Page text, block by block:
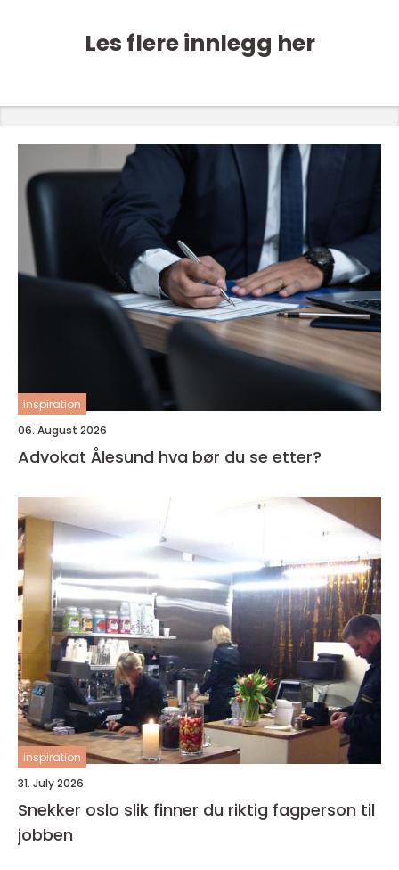
Les flere innlegg her
inspiration
06. August 2026
Advokat Ålesund hva bør du se etter?
inspiration
31. July 2026
Snekker oslo slik finner du riktig fagperson til
jobben